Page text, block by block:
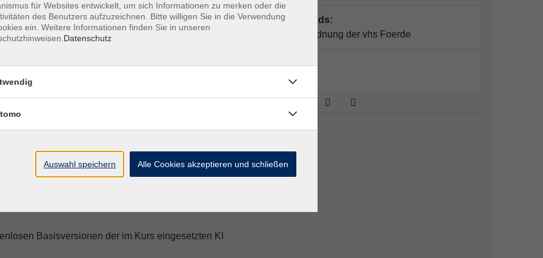
perfekt vorbereitet für Deine nächsten
und Schüler der Unter- und Mittelstufe.)
KI-Hilfe
Referat
einen hohen Spaßfaktor beim Besuch dieses
Basisversionen der im Kurs eingesetzten KI
Downloads:
Entgeltordnung der vhs Foerde
Online
für Websites entwickelt, um sich Informationen zu merken oder die
des Benutzers aufzuzeichnen. Bitte willigen Sie in die Verwendung
ein. Weitere Informationen finden Sie in unseren
Datenschutz
Auswahl speichern Alle Cookies akzeptieren und schließen